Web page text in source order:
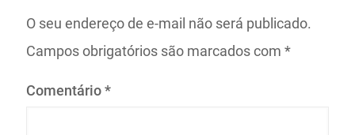
O seu endereço de e-mail não será publicado.
Campos obrigatórios são marcados com *
Comentário*